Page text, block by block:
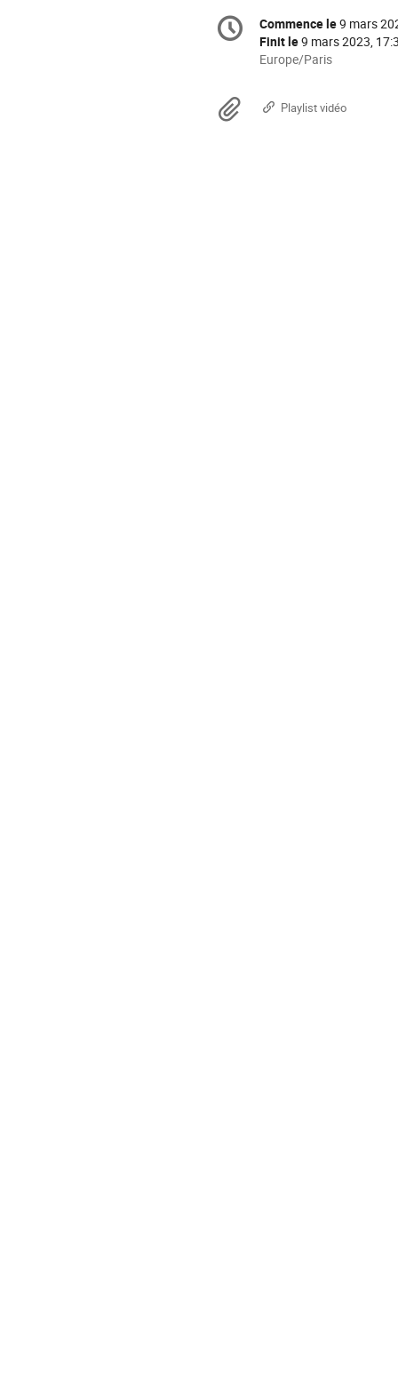
de
la
Date/Heure
Commence le9 mars
Finit le9 mars 2023,
Toutes
sont
Europe/Paris
Documents
Playlist vidéo